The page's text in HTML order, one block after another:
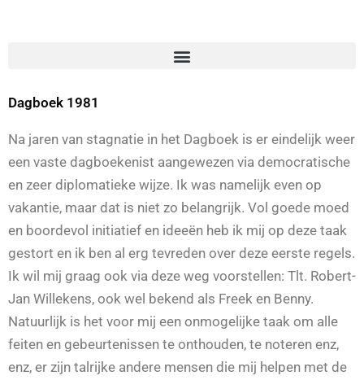
Dagboek 1981
Na jaren van stagnatie in het Dagboek is er eindelijk weer
een vaste dagboekenist aangewezen via democratische
en zeer diplomatieke wijze. Ik was namelijk even op
vakantie, maar dat is niet zo belangrijk. Vol goede moed
en boordevol initiatief en ideeën heb ik mij op deze taak
gestort en ik ben al erg tevreden over deze eerste regels.
Ik wil mij graag ook via deze weg voorstellen: Tlt. Robert-
Jan Willekens, ook wel bekend als Freek en Benny.
Natuurlijk is het voor mij een onmogelijke taak om alle
feiten en gebeurtenissen te onthouden, te noteren enz,
enz, er zijn talrijke andere mensen die mij helpen met de